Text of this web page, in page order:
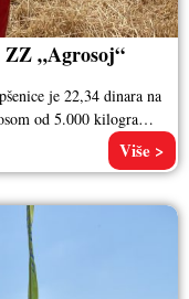
ZZ „Agrosoj“
je 22,34 dinara na
od 5.000 kilograma
Više >